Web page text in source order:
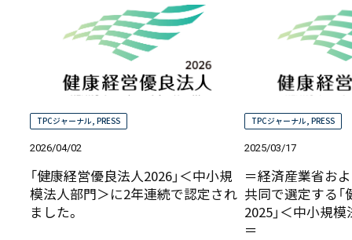
TPCジャーナル, PRESS
2026/04/02
「健康経営優良法人2026」＜中小規
模法人部門＞に2年連続で認定され
ました。
TPCジャーナル,PRESS
2025/03/17
＝経済産業省お
共同で選定する
2025」＜中小規
＝